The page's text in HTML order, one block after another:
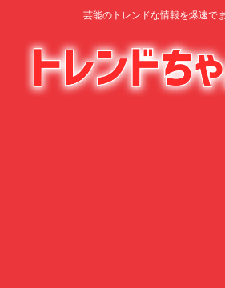
芸能のトレンドな情報を爆速で